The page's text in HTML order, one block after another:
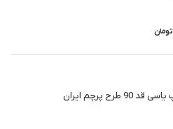
تومان